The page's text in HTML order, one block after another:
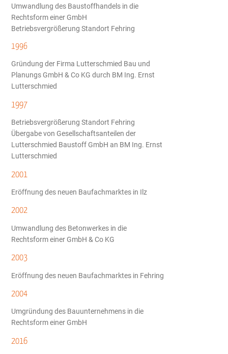
Umwandlung des Baustoffhandels in die
Rechtsform einer GmbH
Betriebsvergrößerung Standort Fehring
1996
Gründung der Firma Lutterschmied Bau und
Planungs GmbH & Co KG durch BM Ing. Ernst
Lutterschmied
1997
Betriebsvergrößerung Standort Fehring
Übergabe von Gesellschaftsanteilen der
Lutterschmied Baustoff GmbH an BM Ing. Ernst
Lutterschmied
2001
Eröffnung des neuen Baufachmarktes in Ilz
2002
Umwandlung des Betonwerkes in die
Rechtsform einer GmbH & Co KG
2003
Eröffnung des neuen Baufachmarktes in Fehring
2004
Umgründung des Bauunternehmens in die
Rechtsform einer GmbH
2016